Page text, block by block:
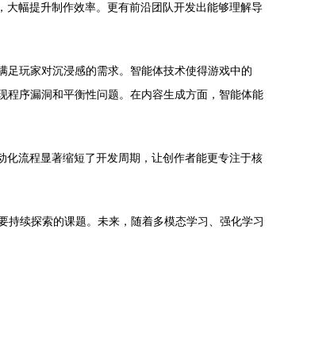
幅提升制作效率。更有前沿团队开发出能够理解导
玩家对沉浸感的需求。智能体技术使得游戏中的
程序漏洞和平衡性问题。在内容生成方面，智能体能
流程显著缩短了开发周期，让创作者能更专注于核
续探索的课题。未来，随着多模态学习、强化学习